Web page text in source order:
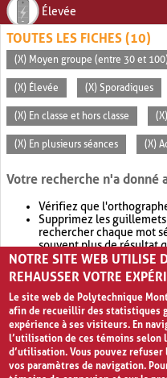
Élevée
TOUTES LES FICHES (10)
(X) Moyen groupe (entre 30 et
(X) Élevée (X) Sporadiques
(X) En classe et hors classe
(X) En plusieurs séances (X)
Votre recherche n'a donné
Vérifiez que
Supprimez les
rechercher chaque mot
souvent plus de résultat
Envisagez d'élargir votre
retournera souvent plus
NOTRE SITE WEB UTILISE
REHAUSSER VOTRE
Le site web de Polytechnique
afin de recueillir des statistiques
expérience à ses visiteurs. En
l’utilisation de ces témoins selon
d’utilisation. Vous pouvez
vos paramètres de navigation.